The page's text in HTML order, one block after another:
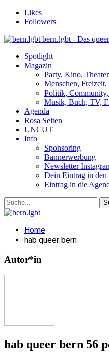
Likes
Followers
bern.lgbt - Das
Spotlight
Magazin
Party, Kino,
Menschen,
Politik,
Musik, Buch, TV,
Agenda
Rosa Seiten
UNCUT
Info
Sponsoring
Bannerwerbung
Newsletter
Dein Eintrag in den
Eintrag in die
Home
hab queer bern
Autor*in
hab queer bern 56